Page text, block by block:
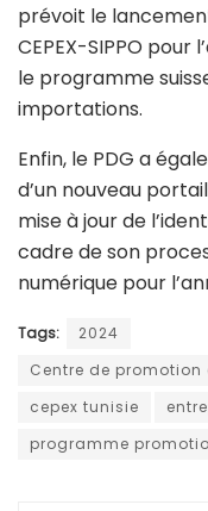
prévoit le
CEPEX-SIPPO
le programme
importations.
Enfin, le PDG a
d’un nouveau
mise à jour de
cadre de son
numérique pour
Tags:
2024
Centre de
cepex tunisie
programme